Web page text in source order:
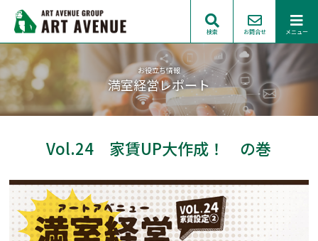
検索 お問合せ メニュー
お役立ち情報
満室経営レポート
Vol.24 家賃UP大作成！ の巻